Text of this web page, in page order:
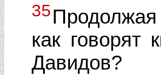
35
как говорят
Давидов?